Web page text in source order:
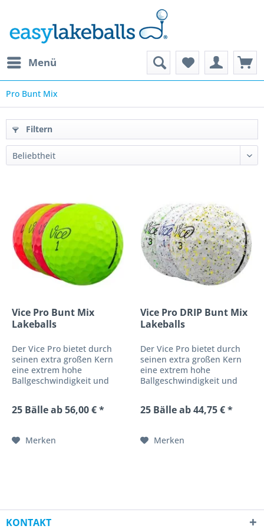
Menü
Pro Bunt Mix
Filtern
Vice Pro Bunt Mix
Lakeballs
Der Vice Pro bietet durch
seinen extra großen Kern
eine extrem hohe
Ballgeschwindigkeit und
überragendem Spin
Durch seine dünnere
Außenhülle und seine
25 Bälle ab 56,00 € *
Merken
Vice Pro DRIP Bunt Mix
Lakeballs
Der Vice Pro bietet durch
seinen extra großen Kern
eine extrem hohe
Ballgeschwindigkeit und
überragendem Spin
Durch seine dünnere
Außenhülle und seine
25 Bälle ab 44,75 € *
Merken
KONTAKT